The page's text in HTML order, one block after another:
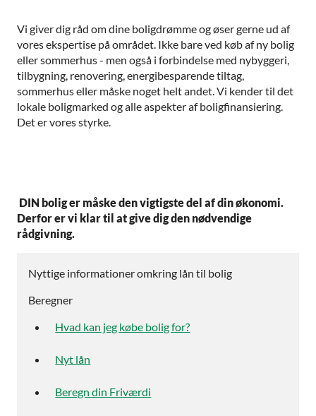
Vi giver dig råd om dine boligdrømme og øser gerne ud af
vores ekspertise på området. Ikke bare ved køb af ny bolig
eller sommerhus - men også i forbindelse med nybyggeri,
tilbygning, renovering, energibesparende tiltag,
sommerhus eller måske noget helt andet. Vi kender til det
lokale boligmarked og alle aspekter af boligfinansiering.
Det er vores styrke.
DIN bolig er måske den vigtigste del af din økonomi.
Derfor er vi klar til at give dig den nødvendige
rådgivning.
Nyttige informationer omkring lån til bolig
Beregner
Hvad kan jeg købe bolig for?
Nyt lån
Beregn din Friværdi